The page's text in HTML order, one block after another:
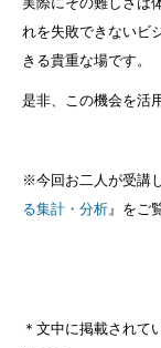
れを失敗できないビ
きる貴重な場です。
是非、この機会を活
※今回お二人が受講
る集計・分析』をご
＊文中に掲載されて